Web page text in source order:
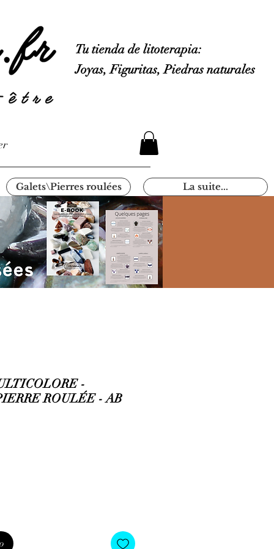
Tu tienda de litoterapia:
Joyas, Figuritas, Piedras naturales
Galets\Pierres roulées La suite...
-
ROULÉE - AB